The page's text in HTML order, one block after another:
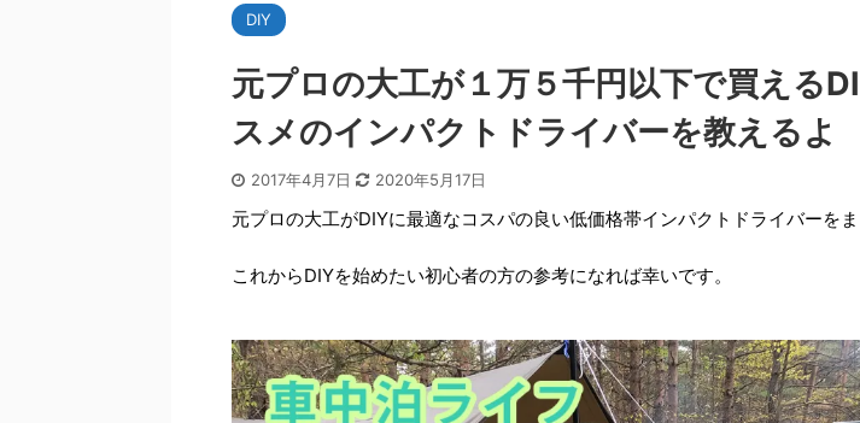
DIY
元プロの大工が１万５千円以下で買える
スメのインパクトドライバーを教えるよ
2017年4月7日 2020年5月17日
元プロの大工がDIYに最適なコスパの良い低価格帯インパクトドライバーをま
これからDIYを始めたい初心者の方の参考になれば幸いです。